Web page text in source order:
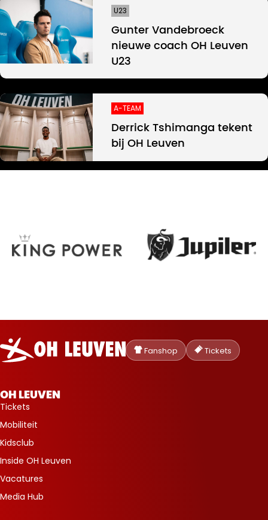
U23
Gunter Vandebroeck
nieuwe coach OH Leuven
U23
A-TEAM
Derrick Tshimanga tekent
bij OH Leuven
Oud-
Heverlee
Leuven
Fanshop Tickets
OH LEUVEN
Tickets
Mobiliteit
Kidsclub
Inside OH Leuven
Vacatures
Media Hub